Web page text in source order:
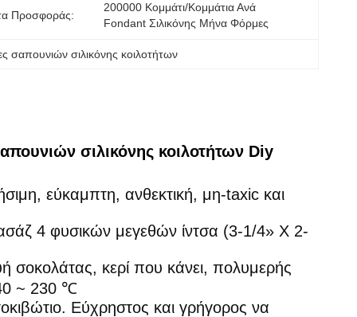
Προσφοράς:
200000 Κομμάτι/κομμάτια Ανά
Fondant Σιλικόνης Μήνα Φόρμες
σαπουνιών σιλικόνης κοιλοτήτων
σιλικόνης κοιλοτήτων Diy
εύκαμπτη, ανθεκτική, μη-taxic και
4 φυσικών μεγεθών ίντσα (3-1/4» Χ 2-
σοκολάτας, κερί που κάνει, πολυμερής
40 ~ 230 ℃
Εύχρηστος και γρήγορος να